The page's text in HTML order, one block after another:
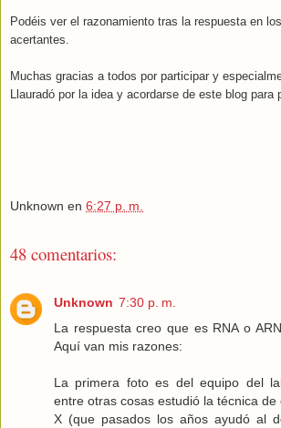
Podéis ver el razonamiento tras la respuesta en
acertantes.
Muchas gracias a todos por participar y
Llauradó por la idea y acordarse de este blog para
Unknown en 6:27 p. m.
48 comentarios:
Unknown 7:30 p. m.
La respuesta creo que es RNA o
Aquí van mis razones:
La primera foto es del equipo del
entre otras cosas estudió la técnica
X (que pasados los años ayudó al